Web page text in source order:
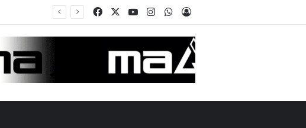
FacebookYou TubeInstagramWhatsApp
Accedi